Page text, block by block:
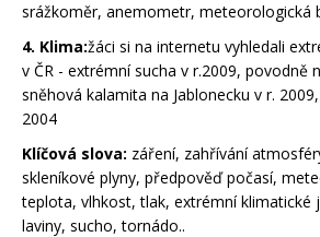
srážkoměr, anemometr, meteorologická
4. Klima:žáci si na internetu vyhledali
v ČR - extrémní sucha v r.2009, povodně
sněhová kalamita na Jablonecku v r.
2004
Klíčová slova: záření, zahřívání
skleníkové plyny, předpověď počasí,
teplota, vlhkost, tlak, extrémní klimatické
laviny, sucho, tornádo..